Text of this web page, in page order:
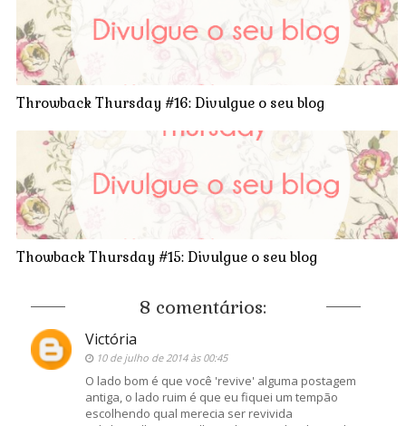
Throwback Thursday #16: Divulgue o seu blog
Thowback Thursday #15: Divulgue o seu blog
8 comentários:
Victória
10 de julho de 2014 às 00:45
O lado bom é que você 'revive' alguma postagem
antiga, o lado ruim é que eu fiquei um tempão
escolhendo qual merecia ser revivida